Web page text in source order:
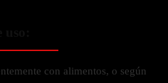
con alimentos, o según